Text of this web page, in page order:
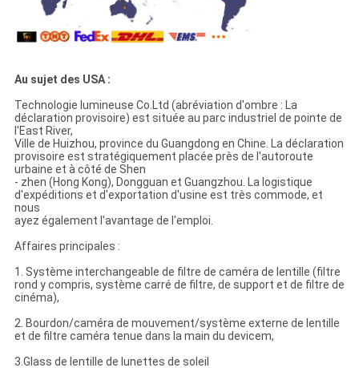
Au sujet des USA :
Technologie lumineuse Co.Ltd (abréviation d'ombre : La
déclaration provisoire) est située au parc industriel de pointe de
l'East River,
Ville de Huizhou, province du Guangdong en Chine. La déclaration
provisoire est stratégiquement placée près de l'autoroute
urbaine et à côté de Shen
- zhen (Hong Kong), Dongguan et Guangzhou. La logistique
d'expéditions et d'exportation d'usine est très commode, et
nous
ayez également l'avantage de l'emploi.
Affaires principales :
1. Système interchangeable de filtre de caméra de lentille (filtre
rond y compris, système carré de filtre, de support et de filtre de
cinéma),
2. Bourdon/caméra de mouvement/système externe de lentille
et de filtre caméra tenue dans la main du devicem,
3.Glass de lentille de lunettes de soleil